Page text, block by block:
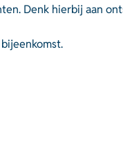
Denk hierbij aan